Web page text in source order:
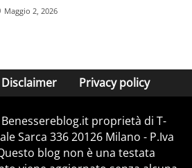
Maggio 2, 2026
Disclaimer Privacy policy
proprietà di T-
Sarca 336 20126 Milano - P.Iva
blog non è una testata